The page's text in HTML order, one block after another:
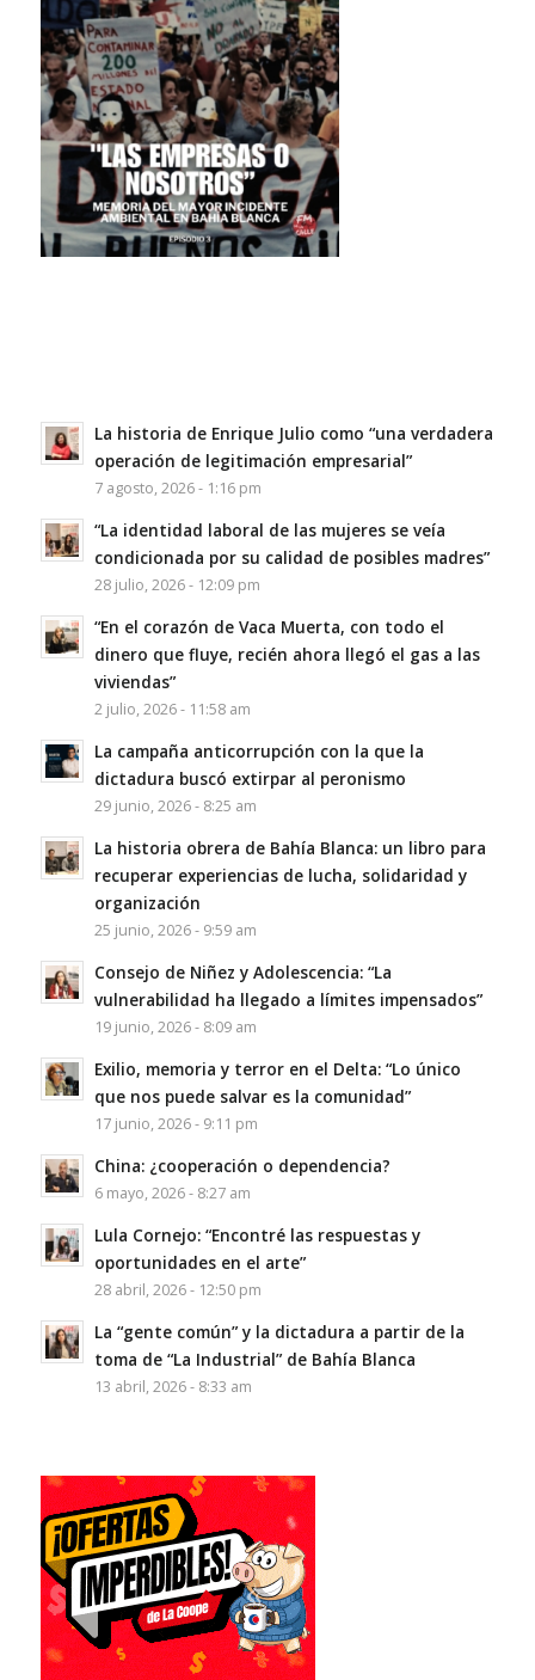
La historia de Enrique Julio como “una verdadera
operación de legitimación empresarial”
7 agosto, 2026 - 1:16 pm
“La identidad laboral de las mujeres se veía
condicionada por su calidad de posibles madres”
28 julio, 2026 - 12:09 pm
“En el corazón de Vaca Muerta, con todo el
dinero que fluye, recién ahora llegó el gas a las
viviendas”
2 julio, 2026 - 11:58 am
La campaña anticorrupción con la que la
dictadura buscó extirpar al peronismo
29 junio, 2026 - 8:25 am
La historia obrera de Bahía Blanca: un libro para
recuperar experiencias de lucha, solidaridad y
organización
25 junio, 2026 - 9:59 am
Consejo de Niñez y Adolescencia: “La
vulnerabilidad ha llegado a límites impensados”
19 junio, 2026 - 8:09 am
Exilio, memoria y terror en el Delta: “Lo único
que nos puede salvar es la comunidad”
17 junio, 2026 - 9:11 pm
China: ¿cooperación o dependencia?
6 mayo, 2026 - 8:27 am
Lula Cornejo: “Encontré las respuestas y
oportunidades en el arte”
28 abril, 2026 - 12:50 pm
La “gente común” y la dictadura a partir de la
toma de “La Industrial” de Bahía Blanca
13 abril, 2026 - 8:33 am